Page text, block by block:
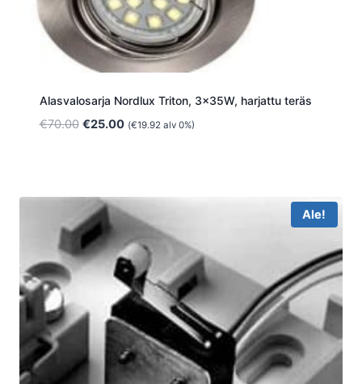
Alasvalosarja Nordlux Triton, 3x35W, harjattu teräs
€70.00 Alkuperäinen
€25.00Nykyinen
(€19.92alv 0%)
Ale!